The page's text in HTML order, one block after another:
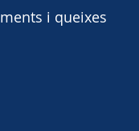
i queixes